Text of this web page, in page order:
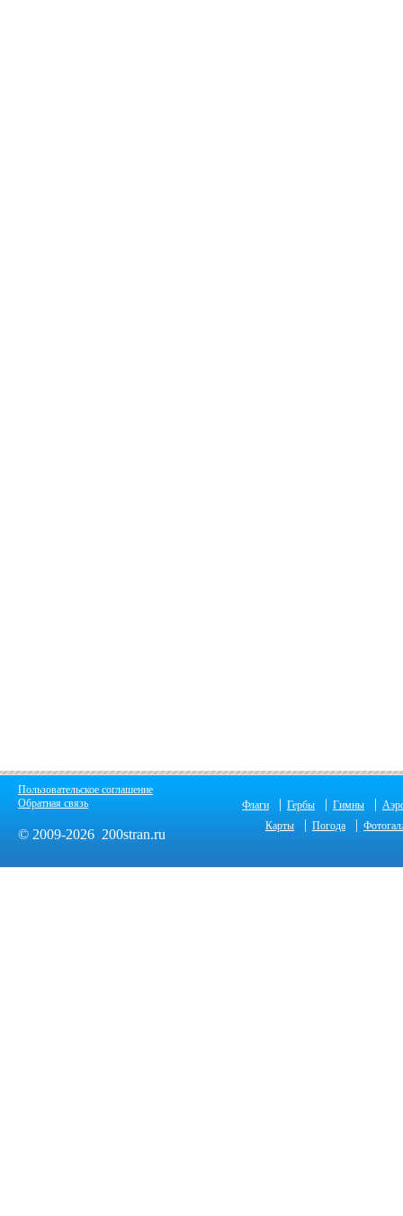
Пользовательское соглашение
Обратная связь
© 2009-2026 200stran.ru
Флаги | Гербы | Гимны |
Карты
| Погода |